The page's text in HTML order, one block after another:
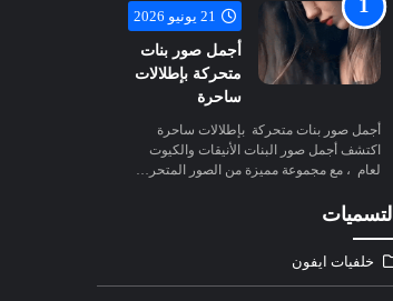
21 يونيو 2026
أجمل صور بنات
متحركة بإطلالات
ساحرة
أجمل صور بنات متحركة بإطلالات ساحرة
اكتشف أجمل صور البنات الأنيقات والكيوت
لعام ، مع مجموعة مميزة من الصور المتحر…
التسميات
خلفيات ايفون